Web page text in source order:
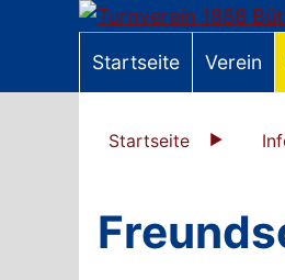
Startseite Verein
Startseite